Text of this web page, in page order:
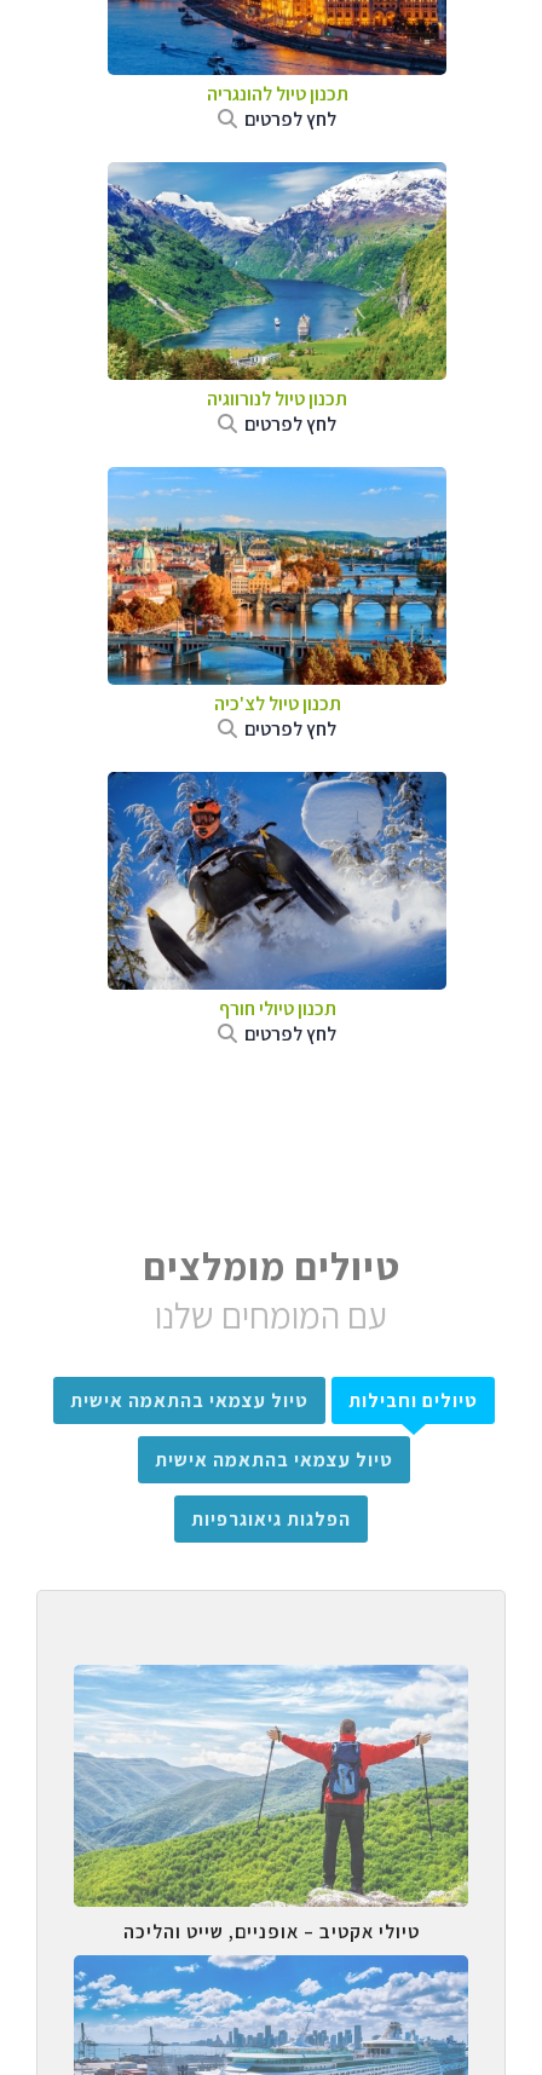
תכנון טיול להונגריה
לחץ לפרטים
תכנון טיול לנורווגיה
לחץ לפרטים
תכנון טיול לצ'כיה
לחץ לפרטים
תכנון טיולי חורף
לחץ לפרטים
טיולים מומלצים
עם המומחים שלנו
טיולים וחבילות טיול עצמאי בהתאמה אישית
טיול עצמאי בהתאמה אישית
הפלגות גיאוגרפיות
טיולי אקטיב – אופניים, שייט והליכה